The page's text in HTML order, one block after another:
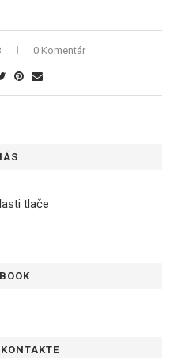
0 Komentár
tlače